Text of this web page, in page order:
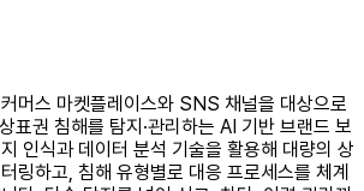
머스 마켓플레이스와 SNS 채널을 대상으로
표권 침해를 탐지·관리하는 AI 기반 브랜드 보
인식과 데이터 분석 기술을 활용해 대량의 상
링하고, 침해 유형별로 대응 프로세스를 체계